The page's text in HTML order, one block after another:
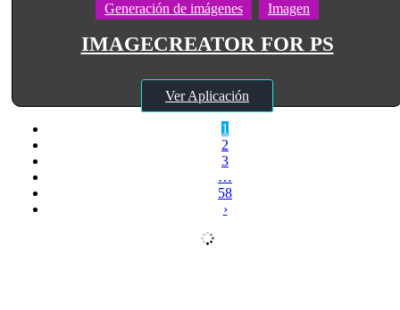
Generación de imágenes Imagen
IMAGECREATOR FOR PS
Ver Aplicación
1
2
3
…
58
›